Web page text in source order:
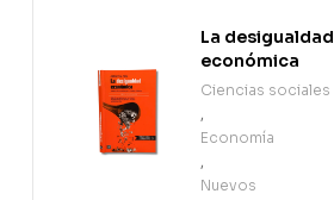
La desigualdad
económica
Ciencias sociales
,
Economía
,
Nuevos